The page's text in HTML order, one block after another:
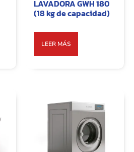
LAVADORA GWH 180
(18 kg de capacidad)
LEER MÁS